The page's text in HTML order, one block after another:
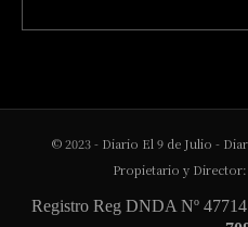
© 2023 - Diario El 9 de Julio -
Propietario y Director:
Registro Reg DNDA Nº